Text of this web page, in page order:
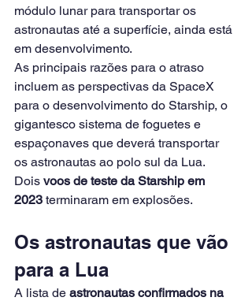
módulo lunar para transportar os
astronautas até a superfície, ainda está
em desenvolvimento.
As principais razões para o atraso
incluem as perspectivas da SpaceX
para o desenvolvimento do Starship, o
gigantesco sistema de foguetes e
espaçonaves que deverá transportar
os astronautas ao polo sul da Lua.
Dois voos de teste da Starship em
2023 terminaram em explosões.
Os astronautas que vão
para a Lua
A lista de astronautas confirmados na